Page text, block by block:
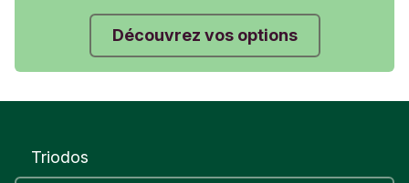
Découvrez vos options
Triodos